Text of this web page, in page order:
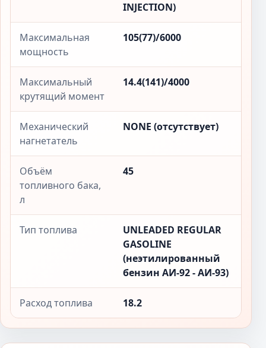
INJECTION)
Максимальная
мощность
105(77)/6000
Максимальный
крутящий момент
14.4(141)/4000
Механический
нагнетатель
NONE (отсутствует)
Объём
топливного бака,
л
45
Тип топлива
UNLEADED REGULAR
GASOLINE
(неэтилированный
бензин АИ-92 - АИ-93)
Расход топлива 18.2